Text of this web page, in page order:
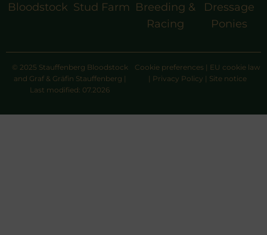
Bloodstock Stud Farm Breeding &
Racing
Dressage
Ponies
© 2025 Stauffenberg Bloodstock
and Graf & Gräfin Stauffenberg |
Last modified: 07.2026
Cookie preferences | EU cookie law
| Privacy Policy | Site notice